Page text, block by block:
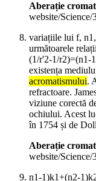
Aberație
website/Science/
variațiile lui f,
următoarele
(1/r'2-1/r2)=(n1-
existența
acromatismului.
refractoare.
viziune corectă
ochiului. Acest
în 1754 și de
Aberație
website/Science/
n1-1)k1+(n2-